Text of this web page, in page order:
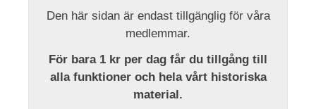
Den här sidan är endast tillgänglig för våra
medlemmar.
För bara 1 kr per dag får du tillgång till
alla funktioner och hela vårt historiska
material.